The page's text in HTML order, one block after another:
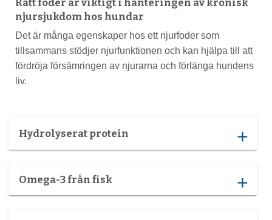
Rätt foder är viktigt i hanteringen av kronisk
njursjukdom hos hundar
Det är många egenskaper hos ett njurfoder som
tillsammans stödjer njurfunktionen och kan hjälpa till att
fördröja försämringen av njurarna och förlänga hundens
liv.
Hydrolyserat protein add
Omega-3 från fisk add